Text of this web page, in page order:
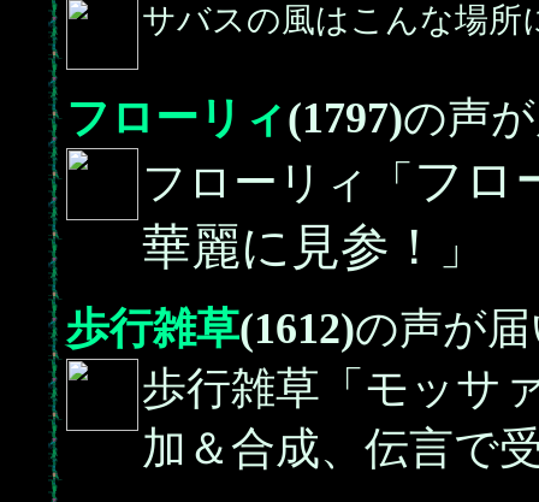
サバスの風はこんな場
フローリィ(1797)の声
フローリィ「 フロ
華麗に見参！
」
歩行雑草(1612)の声が
歩行雑草「モッサ
加＆合成、伝言で